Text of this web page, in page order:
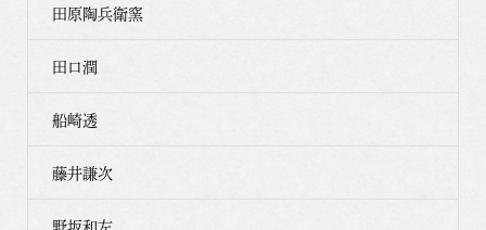
田原陶兵衛窯
田口潤
船崎透
藤井謙次